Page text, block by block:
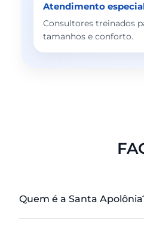
Atendimento
Consultores treinados
tamanhos e conforto.
Quem é a Santa